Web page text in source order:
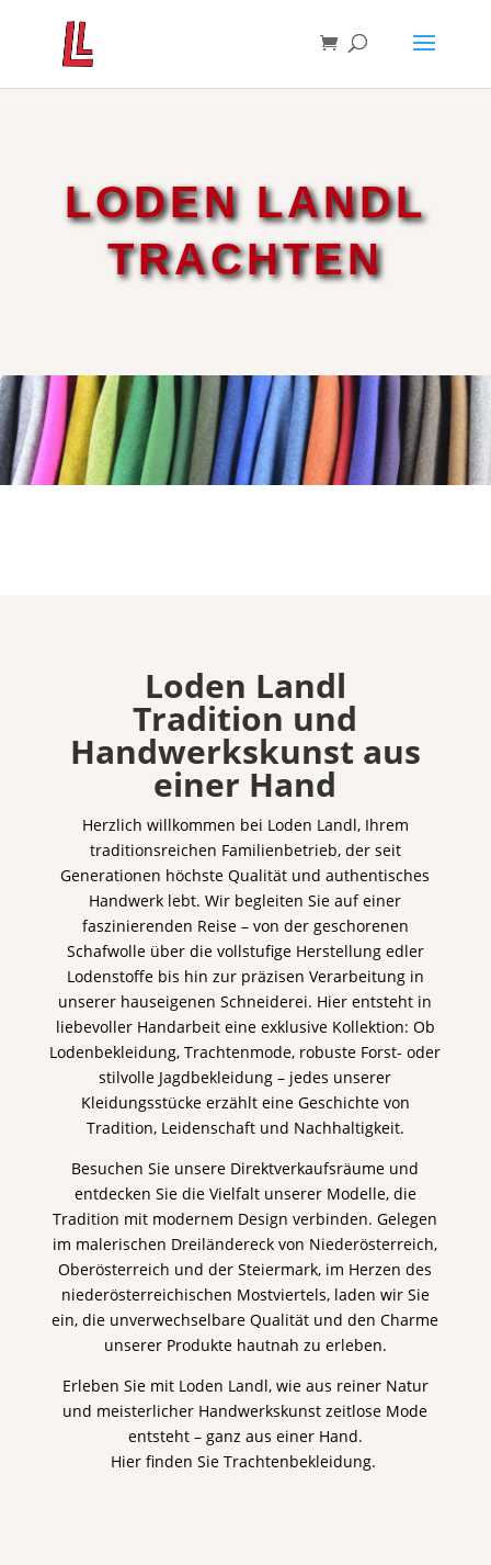
LODEN LANDL
TRACHTEN
Loden Landl
Tradition und
Handwerkskunst aus
einer Hand
Herzlich willkommen bei Loden Landl, Ihrem
traditionsreichen Familienbetrieb, der seit
Generationen höchste Qualität und authentisches
Handwerk lebt. Wir begleiten Sie auf einer
faszinierenden Reise – von der geschorenen
Schafwolle über die vollstufige Herstellung edler
Lodenstoffe bis hin zur präzisen Verarbeitung in
unserer hauseigenen Schneiderei. Hier entsteht in
liebevoller Handarbeit eine exklusive Kollektion: Ob
Lodenbekleidung, Trachtenmode, robuste Forst- oder
stilvolle Jagdbekleidung – jedes unserer
Kleidungsstücke erzählt eine Geschichte von
Tradition, Leidenschaft und Nachhaltigkeit.
Besuchen Sie unsere Direktverkaufsräume und
entdecken Sie die Vielfalt unserer Modelle, die
Tradition mit modernem Design verbinden. Gelegen
im malerischen Dreiländereck von Niederösterreich,
Oberösterreich und der Steiermark, im Herzen des
niederösterreichischen Mostviertels, laden wir Sie
ein, die unverwechselbare Qualität und den Charme
unserer Produkte hautnah zu erleben.
Erleben Sie mit Loden Landl, wie aus reiner Natur
und meisterlicher Handwerkskunst zeitlose Mode
entsteht – ganz aus einer Hand.
Hier finden Sie Trachtenbekleidung.